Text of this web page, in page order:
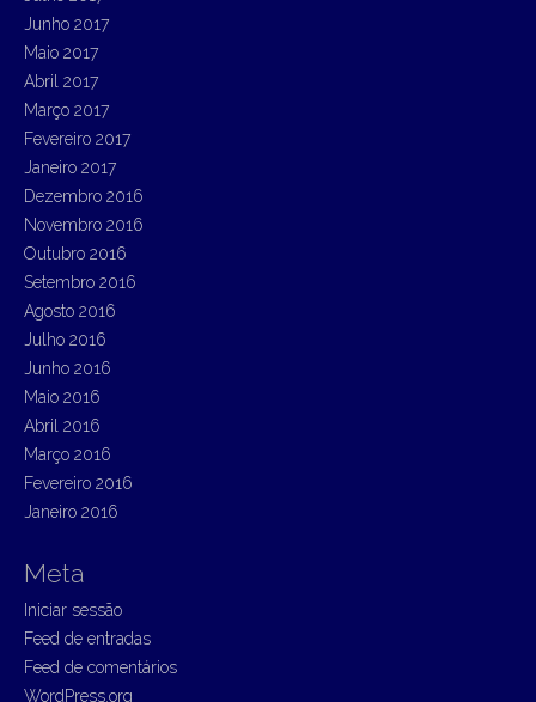
Junho 2017
Maio 2017
Abril 2017
Março 2017
Fevereiro 2017
Janeiro 2017
Dezembro 2016
Novembro 2016
Outubro 2016
Setembro 2016
Agosto 2016
Julho 2016
Junho 2016
Maio 2016
Abril 2016
Março 2016
Fevereiro 2016
Janeiro 2016
Meta
Iniciar sessão
Feed de entradas
Feed de comentários
WordPress.org